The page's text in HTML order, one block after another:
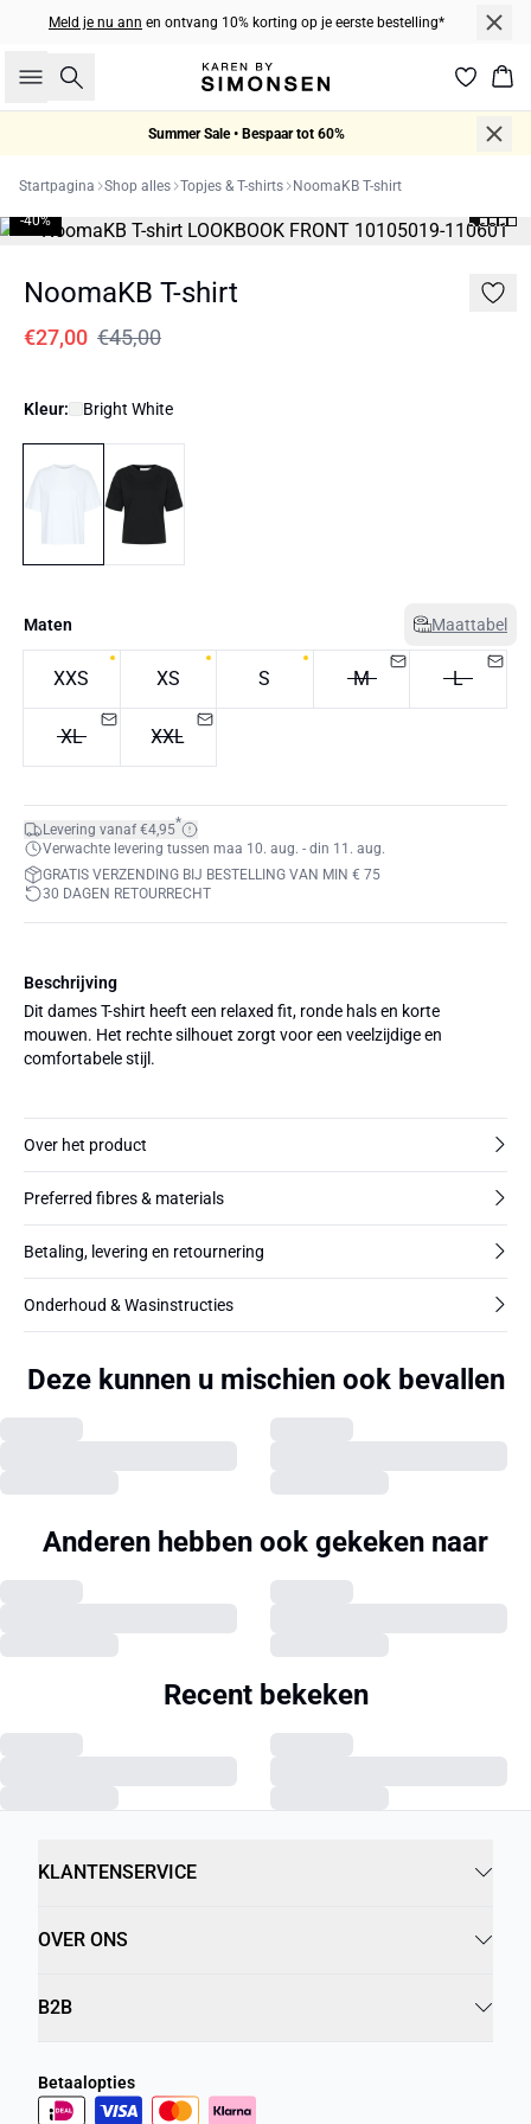
Meld je nu ann en ontvang 10% korting op je eerste bestelling*
Zoeken
Summer Sale • Bespaar tot 60%
Startpagina Shop alles Topjes & T-shirts NoomaKB T-shirt
-40%
NoomaKB T-shirt
€27,00 €45,00
Kleur: Bright White
Maten Maattabel
XXS XS S M L
XL XXL
Levering vanaf €4,95*
Verwachte levering tussen maa 10. aug. - din 11. aug.
GRATIS VERZENDING BIJ BESTELLING VAN MIN € 75
30 DAGEN RETOURRECHT
Beschrijving
Dit dames T-shirt heeft een relaxed fit, ronde hals en korte
mouwen. Het rechte silhouet zorgt voor een veelzijdige en
comfortabele stijl.
Over het product
Preferred fibres & materials
Betaling, levering en retournering
Onderhoud & Wasinstructies
Deze kunnen u mischien ook bevallen
Anderen hebben ook gekeken naar
Recent bekeken
KLANTENSERVICE
OVER ONS
B2B
Betaalopties